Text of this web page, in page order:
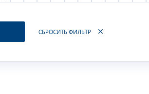
СБРОСИТЬ ФИЛЬТР